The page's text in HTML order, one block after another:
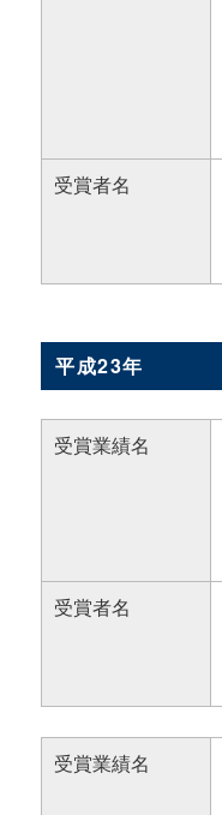
受賞者名
平成23年
受賞業績名
受賞者名
受賞業績名